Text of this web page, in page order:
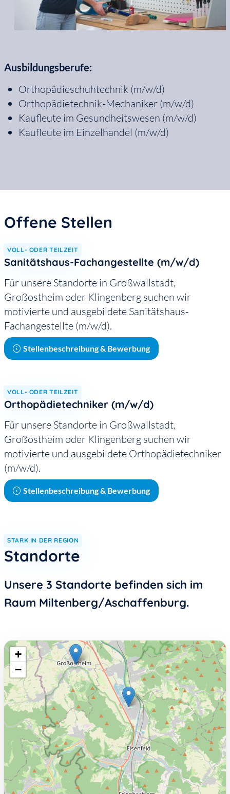
Ausbildungsberufe:
Orthopädieschuhtechnik (m/w/d)
Orthopädietechnik-Mechaniker (m/w/d)
Kaufleute im Gesundheitswesen (m/w/d)
Kaufleute im Einzelhandel (m/w/d)
Offene Stellen
VOLL- ODER TEILZEIT
Sanitätshaus-Fachangestellte (m/w/d)
Für unsere Standorte in Großwallstadt,
Großostheim oder Klingenberg suchen wir
motivierte und ausgebildete Sanitätshaus-
Fachangestellte (m/w/d).
Stellenbeschreibung & Bewerbung
VOLL- ODER TEILZEIT
Orthopädietechniker (m/w/d)
Für unsere Standorte in Großwallstadt,
Großostheim oder Klingenberg suchen wir
motivierte und ausgebildete Orthopädietechniker
(m/w/d).
Stellenbeschreibung & Bewerbung
STARK IN DER REGION
Standorte
Unsere 3 Standorte befinden sich im
Raum Miltenberg/Aschaffenburg.
+
−